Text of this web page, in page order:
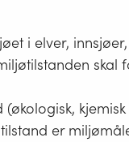
i elver,
skal
er